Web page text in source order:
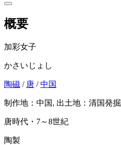
概要
加彩女子
かさいじょし
陶磁 / 唐 /中国
制作地：中国, 出土地：清国発掘
唐時代・7～8世紀
陶製